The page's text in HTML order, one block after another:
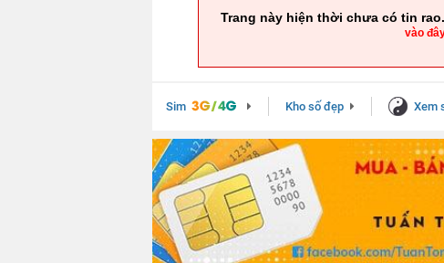
Trang này hiện thời chưa có tin rao.
vào
Sim Kho số đẹp Xem